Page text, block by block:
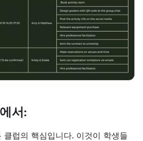
서:
클럽의 핵심입니다. 이것이 학생들